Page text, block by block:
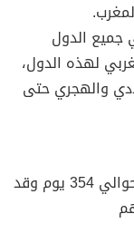
جميع الدول
لهذه الدول،
والهجري حتى
إن السنة الهجرية تتكون من 12 شهرًا أي حوالي 354 يوم وقد